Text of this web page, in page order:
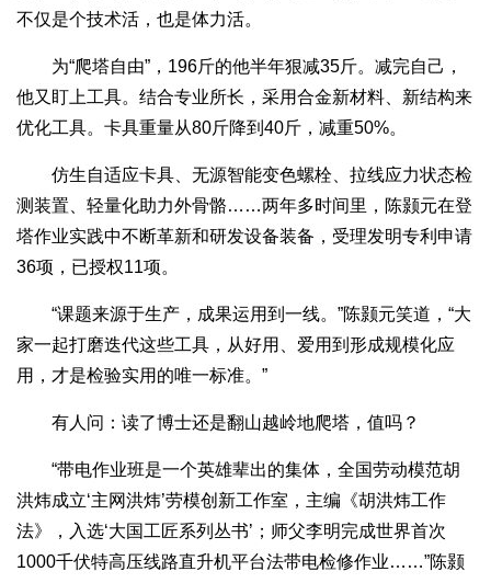
不仅是个技术活，也是体力活。
为“爬塔自由”，196斤的他半年狠减35斤。减完自己，
他又盯上工具。结合专业所长，采用合金新材料、新结构来
优化工具。卡具重量从80斤降到40斤，减重50%。
仿生自适应卡具、无源智能变色螺栓、拉线应力状态检
测装置、轻量化助力外骨骼……两年多时间里，陈颢元在登
塔作业实践中不断革新和研发设备装备，受理发明专利申请
36项，已授权11项。
“课题来源于生产，成果运用到一线。”陈颢元笑道，“大
家一起打磨迭代这些工具，从好用、爱用到形成规模化应
用，才是检验实用的唯一标准。”
有人问：读了博士还是翻山越岭地爬塔，值吗？
“带电作业班是一个英雄辈出的集体，全国劳动模范胡
洪炜成立‘主网洪炜’劳模创新工作室，主编《胡洪炜工作
法》，入选‘大国工匠系列丛书’；师父李明完成世界首次
1000千伏特高压线路直升机平台法带电检修作业……”陈颢